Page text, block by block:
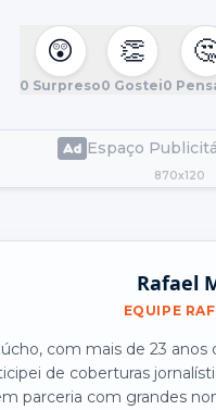
😲
0 Surpreso
👏
0 Gostei0
Espaço
870x120
Rafael
EQUIPE
com mais de 23
de coberturas
parceria com grandes